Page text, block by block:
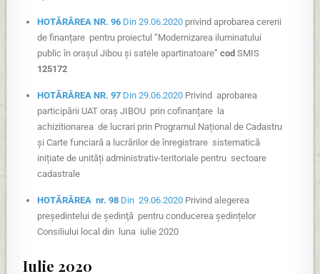
HOTĂRÂREA NR. 96 Din 29.06.2020 privind aprobarea cererii
de finanțare pentru proiectul ”Modernizarea iluminatului
public în orașul Jibou și satele apartinatoare”codSMIS
125172
HOTĂRÂREA NR. 97 Din 29.06.2020 Privind aprobarea
participării UAT oraș JIBOU prin cofinanțare la
achizitionarea de lucrari prin Programul Național de Cadastru
și Carte funciară a lucrărilor de înregistrare sistematică
inițiate de unități administrativ-teritoriale pentru sectoare
cadastrale
HOTĂRÂREA nr. 98 Din 29.06.2020 Privind alegerea
preşedintelui de şedinţă pentru conducerea ședințelor
Consiliului local din luna iulie 2020
Iulie 2020